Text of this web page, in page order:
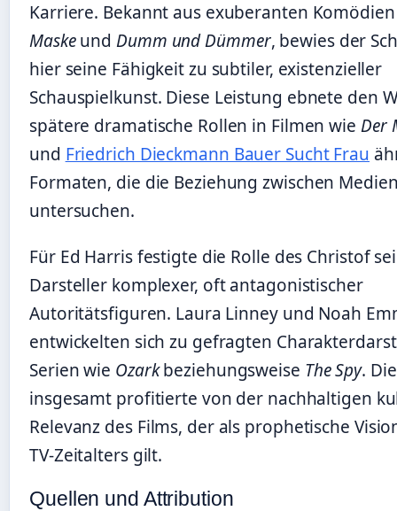
Karriere. Bekannt aus exuberanten
Maskeund Dumm und Dümmer, bewies der
hier seine Fähigkeit zu subtiler, existenzieller
Schauspielkunst. Diese Leistung ebnete den
spätere dramatische Rollen in Filmen wie Der
und Friedrich Dieckmann Bauer Sucht Frau
Formaten, die die Beziehung zwischen
untersuchen.
Für Ed Harris festigte die Rolle des Christof
Darsteller komplexer, oft antagonistischer
Autoritätsfiguren. Laura Linney und Noah
entwickelten sich zu gefragten
Serien wie Ozarkbeziehungsweise The Spy.
insgesamt profitierte von der nachhaltigen
Relevanz des Films, der als prophetische
TV-Zeitalters gilt.
Quellen und Attribution